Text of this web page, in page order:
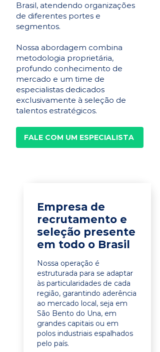
Brasil, atendendo organizações
de diferentes portes e
segmentos.
Nossa abordagem combina
metodologia proprietária,
profundo conhecimento de
mercado e um time de
especialistas dedicados
exclusivamente à seleção de
talentos estratégicos.
FALE COM UM ESPECIALISTA
Empresa de
recrutamento e
seleção presente
em todo o Brasil
Nossa operação é
estruturada para se adaptar
às particularidades de cada
região, garantindo aderência
ao mercado local, seja em
São Bento do Una, em
grandes capitais ou em
polos industriais espalhados
pelo país.